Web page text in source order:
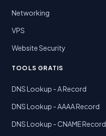
Networking
VPS
Website Security
TOOLS GRATIS
DNS Lookup - A Record
DNS Lookup - AAAA Record
DNS Lookup - CNAME Record